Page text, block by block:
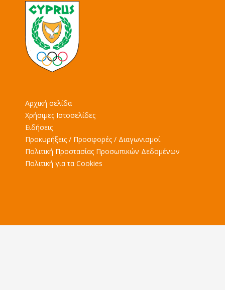
Αρχική σελίδα
Χρήσιμες Ιστοσελίδες
Ειδήσεις
Προκυρήξεις / Προσφορές / Διαγωνισμοί
Πολιτική Προστασίας Προσωπικών Δεδομένων
Πολιτική για τα Cookies